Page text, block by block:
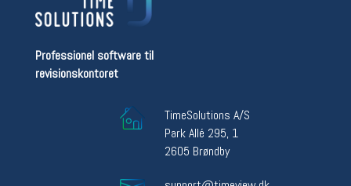
Professionel software til
revisionskontoret
TimeSolutions A/S
Park Allé 295, 1
2605 Brøndby